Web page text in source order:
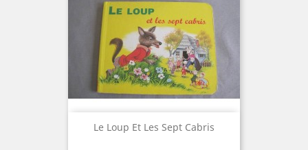
Le Loup Et Les Sept Cabris